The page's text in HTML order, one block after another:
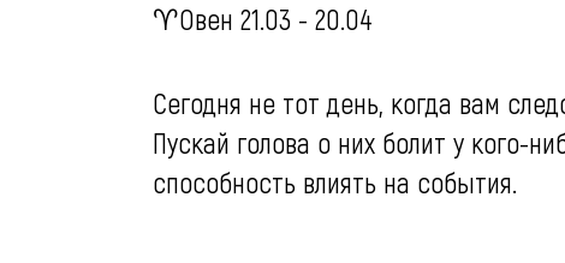
♈️Овен 21.03 - 20.04
Сегодня не тот день, когда вам
Пускай голова о них болит у кого-
способность влиять на события.